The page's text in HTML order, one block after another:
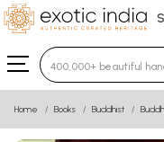
Type 3 or more
Home Books Buddhist